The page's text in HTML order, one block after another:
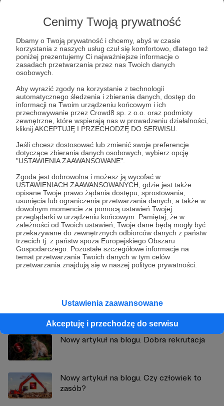
Cenimy Twoją prywatność
Dbamy o Twoją prywatność i chcemy, abyś w czasie
korzystania z naszych usług czuł się komfortowo, dlatego też
poniżej prezentujemy Ci najważniejsze informacje o
zasadach przetwarzania przez nas Twoich danych
osobowych.
Aby wyrazić zgody na korzystanie z technologii
automatycznego śledzenia i zbierania danych, dostęp do
informacji na Twoim urządzeniu końcowym i ich
przechowywanie przez Crowd8 sp. z o.o. oraz podmioty
zewnętrzne, które wspierają nas w prowadzeniu działalności,
kliknij AKCEPTUJĘ I PRZECHODZĘ DO SERWISU.
Jeśli chcesz dostosować lub zmienić swoje preferencje
dotyczące zbierania danych osobowych, wybierz opcję
"USTAWIENIA ZAAWANSOWANE".
Zgoda jest dobrowolna i możesz ją wycofać w
USTAWIENIACH ZAAWANSOWANYCH, gdzie jest także
opisane Twoje prawo żądania dostępu, sprostowania,
usunięcia lub ograniczenia przetwarzania danych, a także w
dowolnym momencie za pomocą ustawień Twojej
przeglądarki w urządzeniu końcowym. Pamiętaj, że w
zależności od Twoich ustawień, Twoje dane będą mogły być
przekazywane do zewnętrznych odbiorców danych z państw
trzecich tj. z państw spoza Europejskiego Obszaru
Gospodarczego. Pozostałe szczegółowe informacje na
temat przetwarzania Twoich danych w tym celów
przetwarzania znajdują się w naszej polityce prywatności.
Ustawienia zaawansowane
Akceptuję i przechodzę do serwisu
autora i życzę miłej lektury.
Pozdrawiam
Jakub Iciaszek
candidateexperience
Udostępnij
Jakub Iciaszek
Zobacz profil autora
Zobacz również
Nowy artykuł na blogu o micie Talent
Acquisition
Nowy artykuł na blogu. Dobra rekrutacja
Nowy artykuł na blogu. Czy człowiek to
zasób?